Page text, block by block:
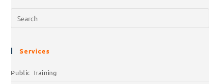
Services
Public Training